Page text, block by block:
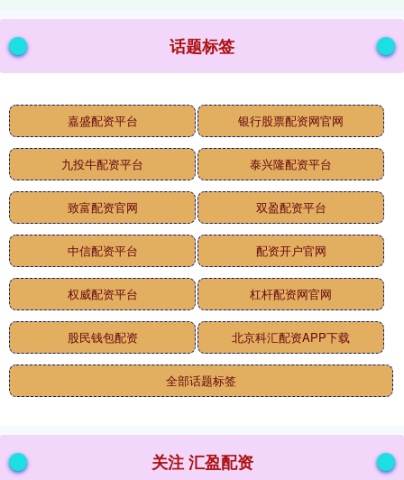
话题标签
嘉盛配资平台 银行股票配资网官网
九投牛配资平台 泰兴隆配资平台
致富配资官网 双盈配资平台
中信配资平台 配资开户官网
权威配资平台 杠杆配资网官网
股民钱包配资 北京科汇配资APP下载
全部话题标签
关注 汇盈配资